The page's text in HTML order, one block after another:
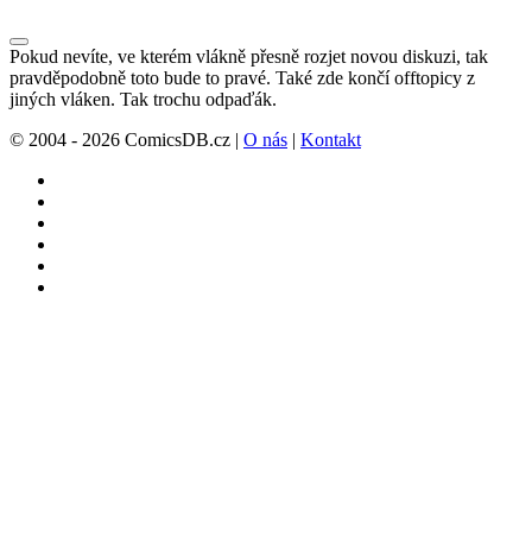
Pokud nevíte, ve kterém vlákně přesně rozjet novou diskuzi, tak
pravděpodobně toto bude to pravé. Také zde končí offtopicy z
jiných vláken. Tak trochu odpaďák.
© 2004 - 2026 ComicsDB.cz | O nás | Kontakt